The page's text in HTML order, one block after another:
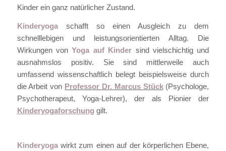
Kinder ein ganz natürlicher Zustand.
Kinderyogaschafft so einen Ausgleich zu dem
schnelllebigen und leistungsorientierten Alltag. Die
Wirkungen vonYoga auf Kinder sind vielschichtig und
ausnahmslos positiv. Sie sind mittlerweile auch
umfassend wissenschaftlich belegt beispielsweise durch
die Arbeit von Professor Dr. Marcus Stück(Psychologe,
Psychotherapeut, Yoga-Lehrer), der als Pionier der
Kinderyogaforschung gilt.
Kinderyogawirkt zum einen auf der körperlichen Ebene,